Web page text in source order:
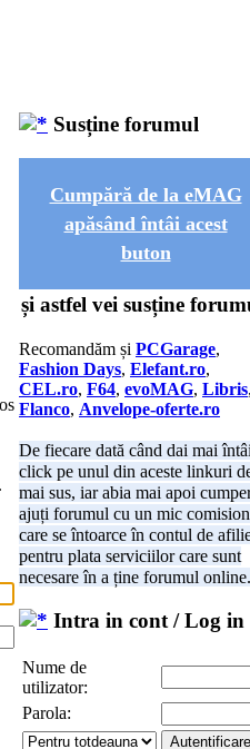
Susține forumul
Cumpără de la eMAG
apăsând întâi acest
buton
și astfel vei susține
Recomandăm și PCGarage,
Fashion Days, Elefant.ro,
CEL.ro, F64, evoMAG, Libris
Flanco, Anvelope-oferte.ro
De fiecare dată când dai mai
click pe unul din aceste linkuri
mai sus, iar abia mai apoi
ajuți forumul cu un mic comision
care se întoarce în contul de
pentru plata serviciilor care sunt
necesare în a ține forumul online.
Intra in cont / Log in
Nume de
utilizator:
Parola: